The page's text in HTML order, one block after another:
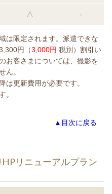
△ -
は限定されます。派遣できな
円（3,000円 税別）割引い
お客さまについては、撮影を
ん。
更新費用が必要です。
。
▲目次に戻る
リニューアルプラン